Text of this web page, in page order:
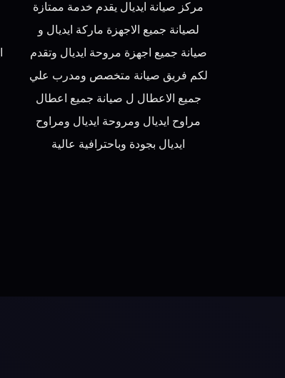
مركز صيانة ايديال يقدم خدمة ممتازة
لصيانة جميع الاجهزة ماركة ايديال و
صيانة جميع اجهزة مروحة ايديال وتقدم
لكم فريق صيانة متخصص ومدرب علي
جميع الاعطال ل صيانة جميع اعطال
مراوح ايديال ومروحة ايديال ومراوح
ايديال بجودة وباحترافية عالية